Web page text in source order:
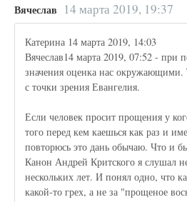
Вячеслав 14 марта 2019, 19:37
Катерина 14 марта 2019, 14:03
Вячеслав14 марта 2019, 07:52 - при
значения оценка нас окружающими.
с точки зрения Евангелия.
Если человек просит прощения у
того перед кем каешься как раз и
повторюсь это дань обычаю. Что и
Канон Андрей Критского я слушал
нескольких лет. И понял одно, что
какой-то грех, а не за "прощеное